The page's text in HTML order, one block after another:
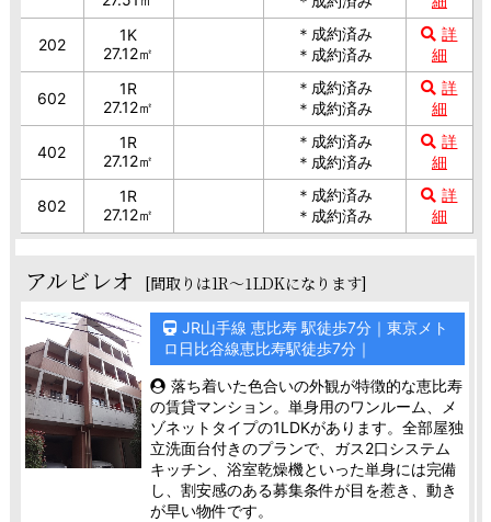
202
1K
27.12㎡
＊成約済み
＊成約済み
詳
細
602
1R
27.12㎡
＊成約済み
＊成約済み
詳
細
402
1R
27.12㎡
＊成約済み
＊成約済み
詳
細
802
1R
27.12㎡
＊成約済み
＊成約済み
詳
細
アルビレオ [間取りは1R～1LDKになります]
JR山手線 恵比寿 駅徒歩7分｜東京メト
ロ日比谷線恵比寿駅徒歩7分｜
落ち着いた色合いの外観が特徴的な恵比寿
の賃貸マンション。単身用のワンルーム、メ
ゾネットタイプの1LDKがあります。全部屋独
立洗面台付きのプランで、ガス2口システム
キッチン、浴室乾燥機といった単身には完備
し、割安感のある募集条件が目を惹き、動き
が早い物件です。